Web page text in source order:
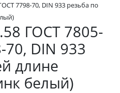
7798-70, DIN 933 резьба по
ГОСТ 7805-
DIN 933
длине
белый)